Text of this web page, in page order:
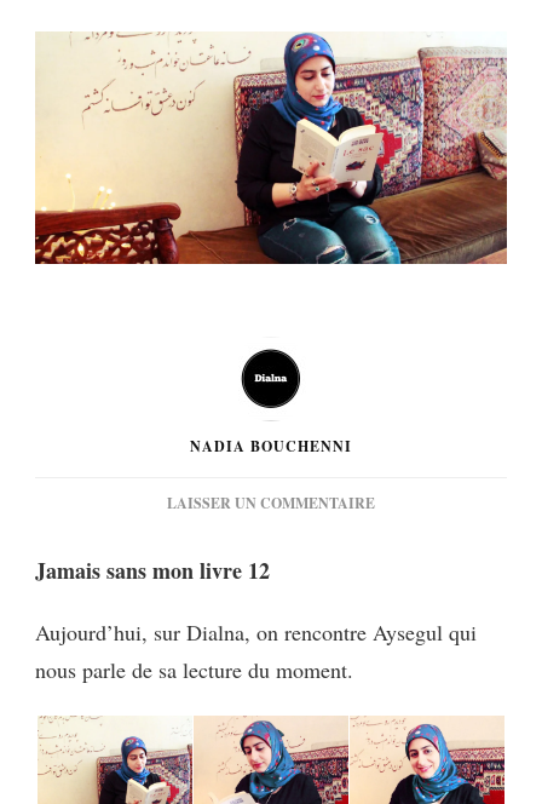
NADIA BOUCHENNI
LAISSER UN COMMENTAIRESUR
LIVRE
Jamais sans mon livre 12
Aujourd’hui, sur Dialna, on rencontre Aysegul qui
nous parle de sa lecture du moment.